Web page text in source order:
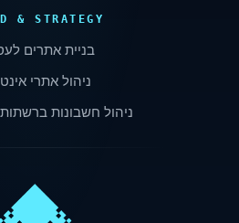
& STRATEGY
בניית אתרים
ניהול אתרי
ניהול חשבונות